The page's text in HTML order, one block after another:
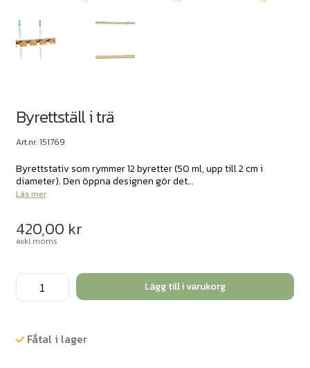
Byrettställ i trä
Art.nr: 151769
Byrettstativ som rymmer 12 byretter (50 ml, upp till 2 cm i
diameter). Den öppna designen gör det...
Läs mer
420,00 kr
exkl moms
Byrettställ
i
mängd
Lägg till i varukorg
Fåtal i lager